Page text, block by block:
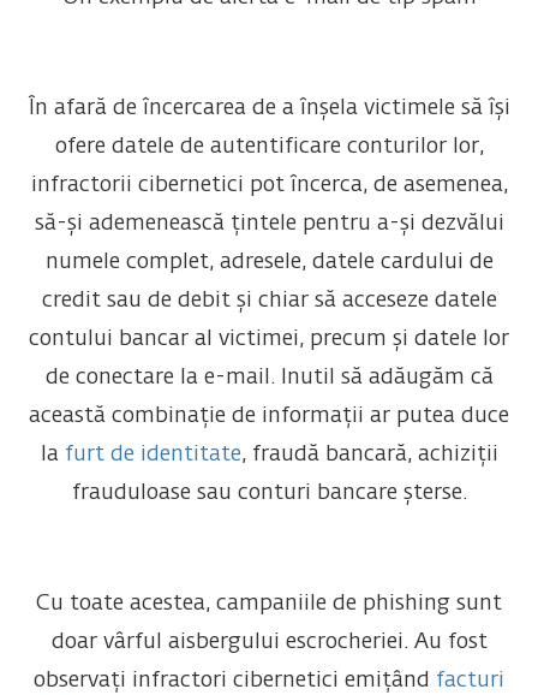
În afară de încercarea de a înșela victimele să își
ofere datele de autentificare conturilor lor,
infractorii cibernetici pot încerca, de asemenea,
să-și ademenească țintele pentru a-și dezvălui
numele complet, adresele, datele cardului de
credit sau de debit și chiar să acceseze datele
contului bancar al victimei, precum și datele lor
de conectare la e-mail. Inutil să adăugăm că
această combinație de informații ar putea duce
la furt de identitate, fraudă bancară, achiziții
frauduloase sau conturi bancare șterse.
Cu toate acestea, campaniile de phishing sunt
doar vârful aisbergului escrocheriei. Au fost
observați infractori cibernetici emițând facturi